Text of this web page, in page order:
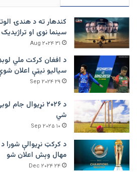
کندهار ته د هندۍ
سینما نوی او
۳۱ Aug ۲۰۲۴
د افغان کرکت ملي
سیالیو نیټې اعلان
۲۹ Sep ۲۰۲۴
شي
۱۰ Sep ۲۰۲۵
مهال وېش اعلان شو
۲۴ Dec ۲۰۲۴